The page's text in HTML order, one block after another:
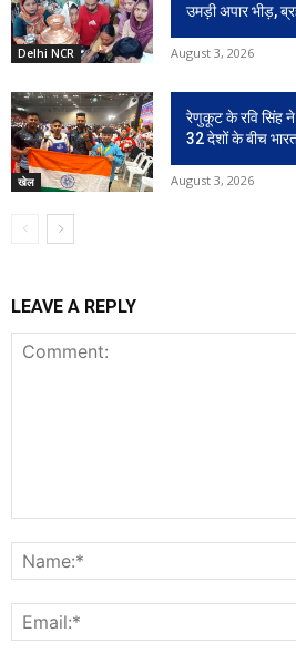
Delhi NCR
उमड़ी अपार भीड़,
August 3, 2026
खेल
रेणुकूट के रवि सिंह
32 देशों के बीच
August 3, 2026
LEAVE A REPLY